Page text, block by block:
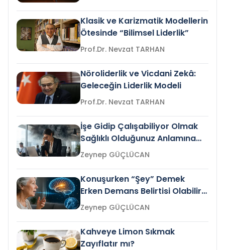
Klasik ve Karizmatik Modellerin
Ötesinde “Bilimsel Liderlik”
Prof.Dr. Nevzat TARHAN
Nöroliderlik ve Vicdani Zekâ:
Geleceğin Liderlik Modeli
Prof.Dr. Nevzat TARHAN
İşe Gidip Çalışabiliyor Olmak
Sağlıklı Olduğunuz Anlamına
Gelir mi?Zeynep GÜÇLÜCAN
Konuşurken “Şey” Demek
Erken Demans Belirtisi Olabilir
mi?
Zeynep GÜÇLÜCAN
Kahveye Limon Sıkmak
Zayıflatır mı?